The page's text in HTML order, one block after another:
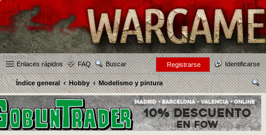
Enlaces rápidos FAQ Buscar Identificarse
Registrarse
Índice general Hobby
Modelismo y pintura
us
car